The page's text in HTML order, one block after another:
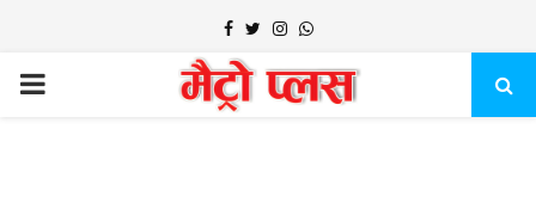
Facebook
TwitterInstagram
Whatsapp
PRIMARY